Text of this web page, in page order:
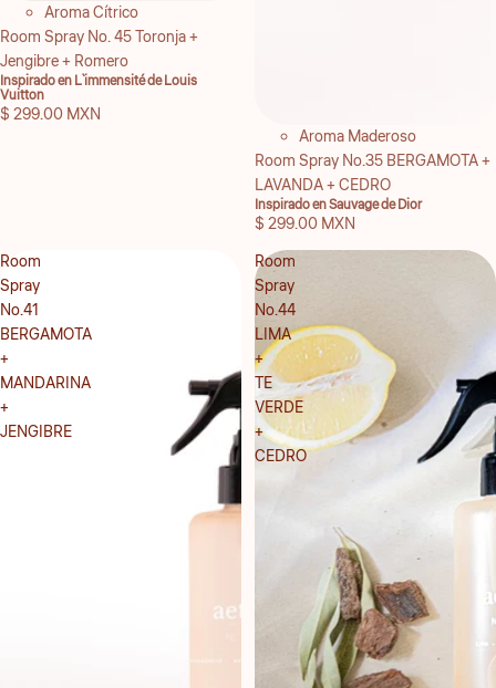
Aroma Cítrico
Room Spray No. 45 Toronja +
Jengibre + Romero
Inspirado en L´immensité de Louis
Vuitton
$ 299.00 MXN
Aroma Maderoso
Room Spray No.35 BERGAMOTA +
LAVANDA + CEDRO
Inspirado en Sauvage de Dior
$ 299.00 MXN
Room
Spray
No.41
BERGAMOTA
+
MANDARINA
+
JENGIBRE
Room
Spray
No.44
LIMA
+
TE
VERDE
+
CEDRO